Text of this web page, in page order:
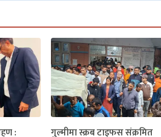
: गुल्मीमा स्क्रब टाइफस संक्रमित